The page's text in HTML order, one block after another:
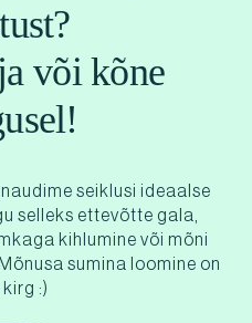
või kõne
seiklusi ideaalse
selleks ettevõtte gala,
kihlumine või mõni
sumina loomine on
:)